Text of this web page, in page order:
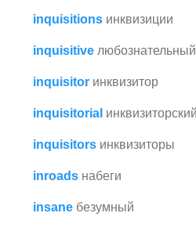
inquisitions инквизиции
inquisitive любознательный
inquisitor инквизитор
inquisitorial инквизиторский
inquisitors инквизиторы
inroads набеги
insane безумный